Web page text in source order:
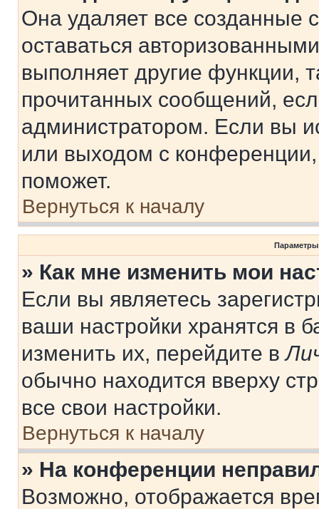
Она удаляет все созданные
оставаться
выполняет другие функции,
прочитанных сообщений,
администратором. Если вы
или выходом с
поможет.
Вернуться к началу
Параметры
» Как мне изменить мои
Если вы являетесь
ваши настройки хранятся в
изменить их, перейдите в
обычно находится вверху
все свои настройки.
Вернуться к началу
» На конференции
Возможно, отображается